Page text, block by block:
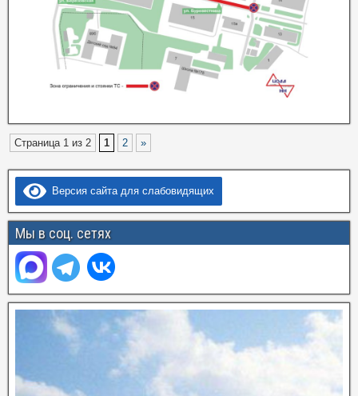
Страница 1 из 2 1 2 »
Версия сайта для слабовидящих
Мы в соц. сетях